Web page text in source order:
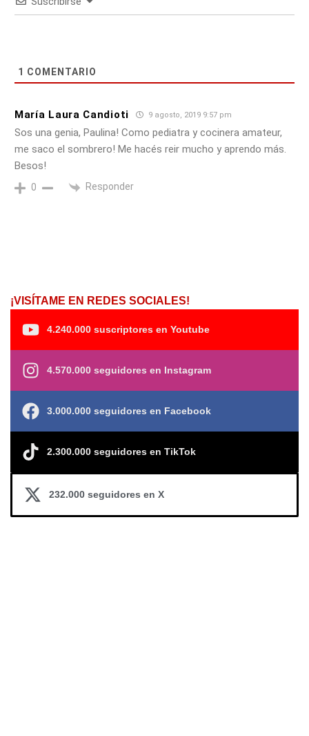
1 COMENTARIO
María Laura Candioti 9 agosto, 2019 9:57 pm
Sos una genia, Paulina! Como pediatra y cocinera amateur,
me saco el sombrero! Me hacés reir mucho y aprendo más.
Besos!
0 Responder
¡VISÍTAME EN REDES SOCIALES!
4.240.000 suscriptores en Youtube
4.570.000 seguidores en Instagram
3.000.000 seguidores en Facebook
2.300.000 seguidores en TikTok
232.000 seguidores en X